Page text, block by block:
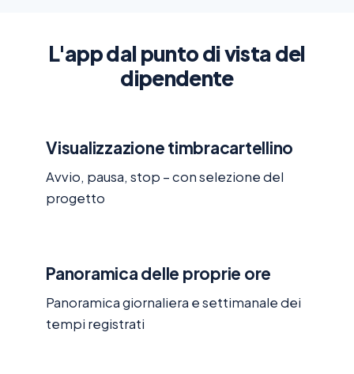
L'app dal punto di vista del
dipendente
Visualizzazione timbracartellino
Avvio, pausa, stop – con selezione del
progetto
Panoramica delle proprie ore
Panoramica giornaliera e settimanale dei
tempi registrati